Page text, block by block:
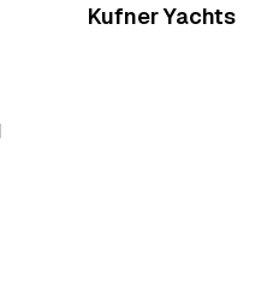
Kufner Yachts